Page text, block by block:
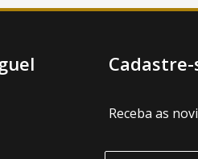
Cadastre-
Receba as